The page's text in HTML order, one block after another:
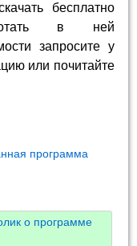
бесплатно
в ней
запросите у
или почитайте
программа
о программе